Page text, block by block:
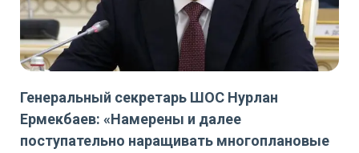
Генеральный секретарь ШОС Нурлан
Ермекбаев: «Намерены и далее
поступательно наращивать многоплановые